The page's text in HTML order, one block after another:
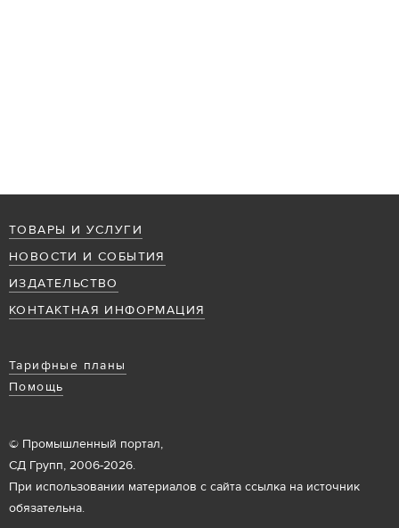
ТОВАРЫ И УСЛУГИ
НОВОСТИ И СОБЫТИЯ
ИЗДАТЕЛЬСТВО
КОНТАКТНАЯ ИНФОРМАЦИЯ
Тарифные планы
Помощь
© Промышленный портал,
СД Групп, 2006-2026.
При использовании материалов с сайта ссылка на источник
обязательна.